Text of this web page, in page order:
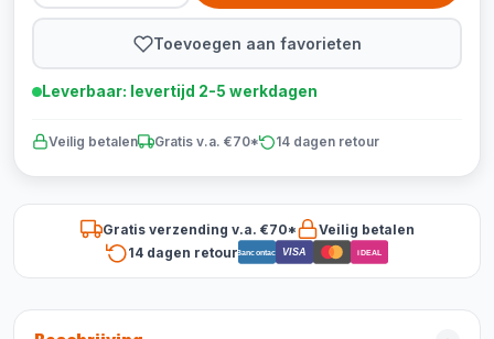
Toevoegen aan favorieten
Leverbaar: levertijd 2-5 werkdagen
Veilig betalen Gratis v.a. €70* 14 dagen retour
Gratis verzending v.a. €70*
Veilig betalen
14 dagen retourBancontact VISA iDEAL